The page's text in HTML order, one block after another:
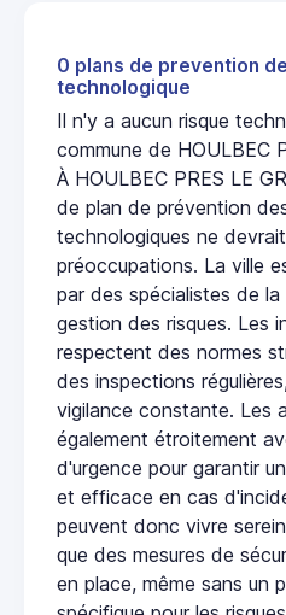
0 plans de prevention
technologique
Il n'y a aucun risque
commune de HOULBEC
À HOULBEC PRES LE
de plan de prévention
technologiques ne
préoccupations. La ville
par des spécialistes de
gestion des risques. Les
respectent des normes
des inspections
vigilance constante. Les
également étroitement
d'urgence pour garantir
et efficace en cas
peuvent donc vivre
que des mesures de
en place, même sans un